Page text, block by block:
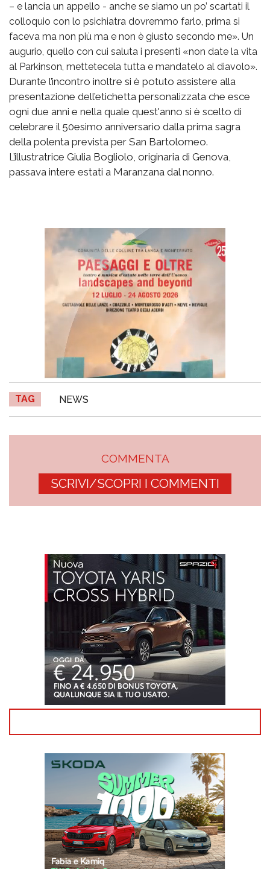
– e lancia un appello - anche se siamo un po’ scartati il
colloquio con lo psichiatra dovremmo farlo, prima si
faceva ma non più ma e non è giusto secondo me». Un
augurio, quello con cui saluta i presenti «non date la vita
al Parkinson, mettetecela tutta e mandatelo al diavolo».
Durante l’incontro inoltre si è potuto assistere alla
presentazione dell’etichetta personalizzata che esce
ogni due anni e nella quale quest'anno si è scelto di
celebrare il 50esimo anniversario dalla prima sagra
della polenta prevista per San Bartolomeo.
L’illustratrice Giulia Bogliolo, originaria di Genova,
passava intere estati a Maranzana dal nonno.
TAG NEWS
COMMENTA
SCRIVI/SCOPRI I COMMENTI